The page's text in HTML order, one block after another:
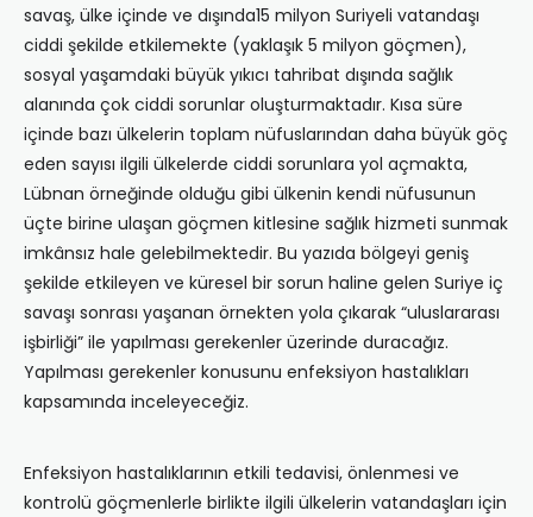
savaş, ülke içinde ve dışında15 milyon Suriyeli vatandaşı
ciddi şekilde etkilemekte (yaklaşık 5 milyon göçmen),
sosyal yaşamdaki büyük yıkıcı tahribat dışında sağlık
alanında çok ciddi sorunlar oluşturmaktadır. Kısa süre
içinde bazı ülkelerin toplam nüfuslarından daha büyük göç
eden sayısı ilgili ülkelerde ciddi sorunlara yol açmakta,
Lübnan örneğinde olduğu gibi ülkenin kendi nüfusunun
üçte birine ulaşan göçmen kitlesine sağlık hizmeti sunmak
imkânsız hale gelebilmektedir. Bu yazıda bölgeyi geniş
şekilde etkileyen ve küresel bir sorun haline gelen Suriye iç
savaşı sonrası yaşanan örnekten yola çıkarak “uluslararası
işbirliği” ile yapılması gerekenler üzerinde duracağız.
Yapılması gerekenler konusunu enfeksiyon hastalıkları
kapsamında inceleyeceğiz.
Enfeksiyon hastalıklarının etkili tedavisi, önlenmesi ve
kontrolü göçmenlerle birlikte ilgili ülkelerin vatandaşları için